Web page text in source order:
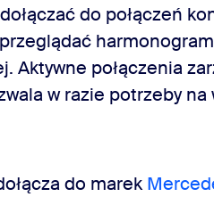
do połączeń
Aktywne połączenia
w razie potrzeby
do marek